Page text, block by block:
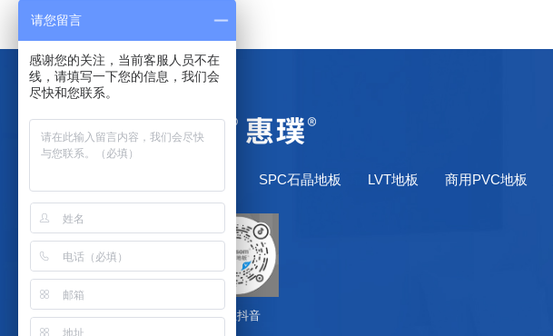
SPC石晶地板 LVT地板 商用PVC地板
微信咨询 关注抖音
请您留言
感谢您的关注，当前客服人员不在
线，请填写一下您的信息，我们会
尽快和您联系。